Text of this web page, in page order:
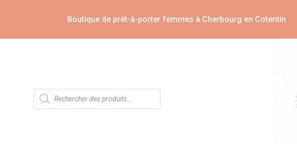
Boutique de prêt-à-porter femmes à Cherbourg en Cotentin
Recherche
de
produits